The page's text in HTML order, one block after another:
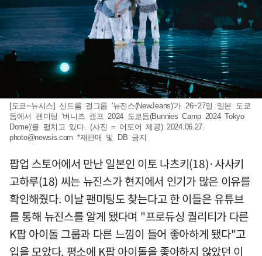
[도쿄=뉴시스] 신드롬 걸그룹 '뉴진스(NewJeans)'가 26~27일 일본 도쿄
돔에서 팬미팅 '버니즈 캠프 2024 도쿄돔(Bunnies Camp 2024 Tokyo
Dome)'를 펼치고 있다. (사진 = 어도어 제공) 2024.06.27.
photo@newsis.com *재판매 및 DB 금지
팝업 스토어에서 만난 일본인 이토 나츠키(18)·사사키
고하루(18) 씨는 뉴진스가 현지에서 인기가 많은 이유를
확인해줬다. 이날 팬미팅도 찾는다고 한 이들은 유튜브
를 통해 뉴진스를 알게 됐다며 "프로듀싱 퀄리티가 다른
K팝 아이돌 그룹과 다른 느낌이 들어 좋아하게 됐다"고
입을 모았다. 평소에 K팝 아이돌을 좋아하지 않았던 이